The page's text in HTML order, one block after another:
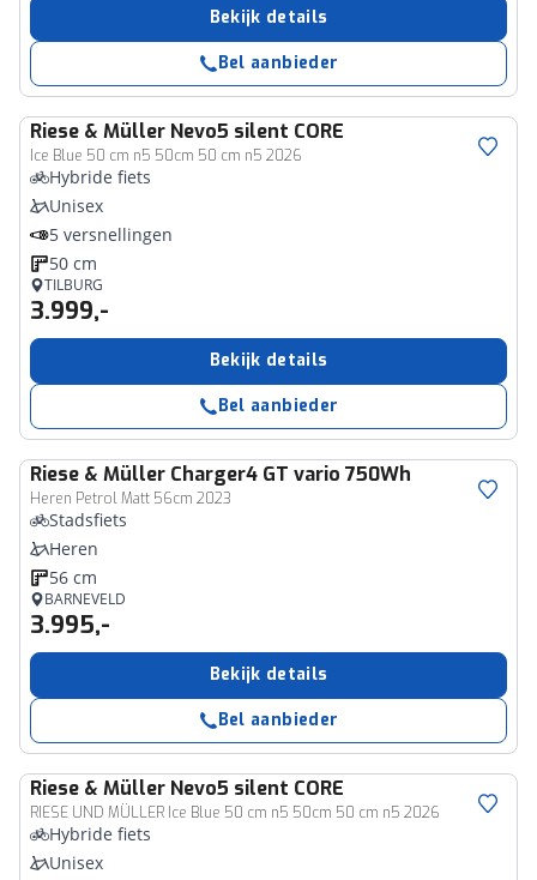
Bekijk details
Bel aanbieder
Riese & Müller Nevo5 silent CORE
Ice Blue 50 cm n5 50cm 50 cm n5 2026
Hybride fiets
Unisex
5 versnellingen
50 cm
TILBURG
3.999,-
Bekijk details
Bel aanbieder
Riese & Müller Charger4 GT vario 750Wh
Heren Petrol Matt 56cm 2023
Stadsfiets
Heren
56 cm
BARNEVELD
3.995,-
Bekijk details
Bel aanbieder
Riese & Müller Nevo5 silent CORE
RIESE UND MÜLLER Ice Blue 50 cm n5 50cm 50 cm n5 2026
Hybride fiets
Unisex